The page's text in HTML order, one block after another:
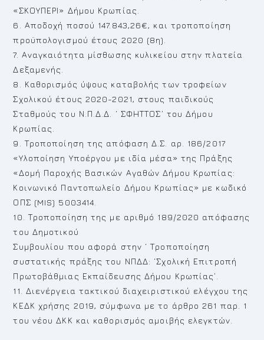
«ΣΚΟΥΠΕΡΙ» Δήμου Κρωπίας.
6. Αποδοχή ποσού 147.843,26€, και τροποποίηση
προϋπολογισμού έτους 2020 (8η).
7. Αναγκαιότητα μίσθωσης κυλικείου στην πλατεία
Δεξαμενής.
8. Καθορισμός ύψους καταβολής των τροφείων
Σχολικού έτους 2020-2021, στους παιδικούς
Σταθμούς του Ν.Π.Δ.Δ. ‘ ΣΦΗΤΤΟΣ’ του Δήμου
Κρωπίας.
9. Τροποποίηση της απόφαση Δ.Σ. αρ. 186/2017
«Υλοποίηση Υποέργου με ιδία μέσα» της Πράξης
«Δομή Παροχής Βασικών Αγαθών Δήμου Κρωπίας:
Κοινωνικό Παντοπωλείο Δήμου Κρωπίας» με κωδικό
ΟΠΣ (MIS) 5003414.
10. Τροποποίηση της με αριθμό 189/2020 απόφασης
του Δημοτικού
Συμβουλίου που αφορά στην ‘ Τροποποίηση
συστατικής πράξης του ΝΠΔΔ: ‘Σχολική Επιτροπή
Πρωτοβάθμιας Εκπαίδευσης Δήμου Κρωπίας’.
11. Διενέργεια τακτικού διαχειριστικού ελέγχου της
ΚΕΔΚ χρήσης 2019, σύμφωνα με το άρθρο 261 παρ. 1
του νέου ΔΚΚ και καθορισμός αμοιβής ελεγκτών.